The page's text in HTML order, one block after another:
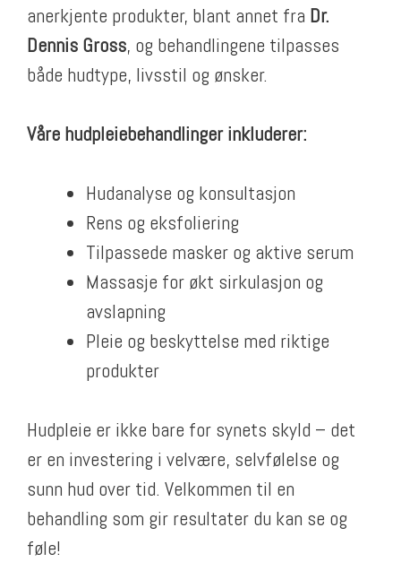
anerkjente produkter, blant annet fra Dr.
Dennis Gross, og behandlingene tilpasses
både hudtype, livsstil og ønsker.
Våre hudpleiebehandlinger inkluderer:
Hudanalyse og konsultasjon
Rens og eksfoliering
Tilpassede masker og aktive serum
Massasje for økt sirkulasjon og
avslapning
Pleie og beskyttelse med riktige
produkter
Hudpleie er ikke bare for synets skyld – det
er en investering i velvære, selvfølelse og
sunn hud over tid. Velkommen til en
behandling som gir resultater du kan se og
føle!